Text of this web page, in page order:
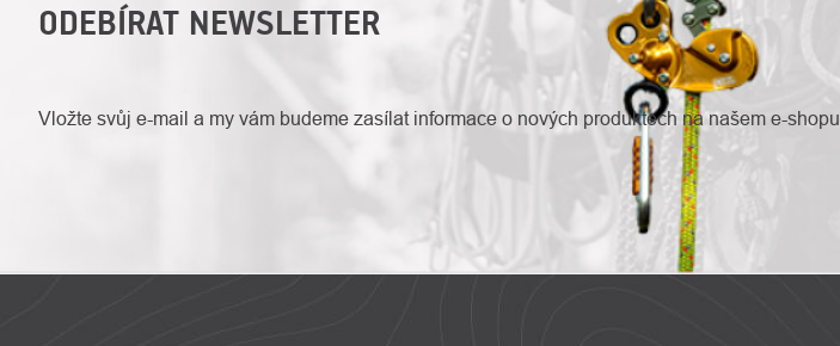
ODEBÍRAT NEWSLETTER
Vložte svůj e-mail a my vám budeme zasílat informace o nových produktech na našem e-shopu.